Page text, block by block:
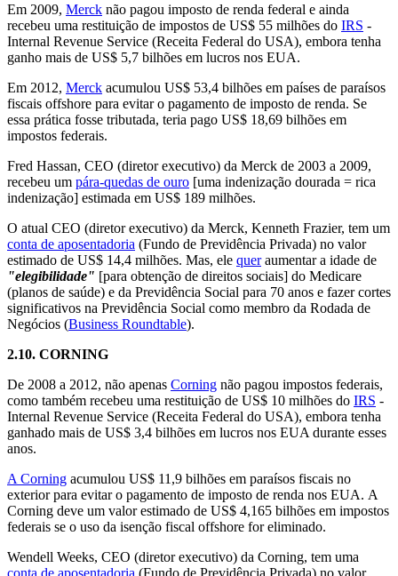
Em 2009, Merck não pagou imposto de renda federal e ainda
recebeu uma restituição de impostos de US$ 55 milhões do IRS -
Internal Revenue Service (Receita Federal do USA), embora tenha
ganho mais de US$ 5,7 bilhões em lucros nos EUA.
Em 2012, Merck acumulou US$ 53,4 bilhões em países de paraísos
fiscais offshore para evitar o pagamento de imposto de renda. Se
essa prática fosse tributada, teria pago US$ 18,69 bilhões em
impostos federais.
Fred Hassan, CEO (diretor executivo) da Merck de 2003 a 2009,
recebeu um pára-quedas de ouro [uma indenização dourada = rica
indenização] estimada em US$ 189 milhões.
O atual CEO (diretor executivo) da Merck, Kenneth Frazier, tem um
conta de aposentadoria (Fundo de Previdência Privada) no valor
estimado de US$ 14,4 milhões. Mas, ele queraumentar a idade de
"elegibilidade" [para obtenção de direitos sociais] do Medicare
(planos de saúde) e da Previdência Social para 70 anos e fazer cortes
significativos na Previdência Social como membro da Rodada de
Negócios (Business Roundtable).
2.10. CORNING
De 2008 a 2012, não apenas Corning não pagou impostos federais,
como também recebeu uma restituição de US$ 10 milhões do IRS -
Internal Revenue Service (Receita Federal do USA), embora tenha
ganhado mais de US$ 3,4 bilhões em lucros nos EUA durante esses
anos.
A Corning acumulou US$ 11,9 bilhões em paraísos fiscais no
exterior para evitar o pagamento de imposto de renda nos EUA. A
Corning deve um valor estimado de US$ 4,165 bilhões em impostos
federais se o uso da isenção fiscal offshore for eliminado.
Wendell Weeks, CEO (diretor executivo) da Corning, tem uma
conta de aposentadoria (Fundo de Previdência Privada) no valor